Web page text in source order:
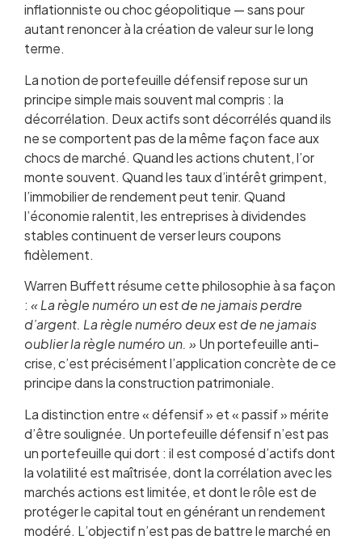
inflationniste ou choc géopolitique — sans pour
autant renoncer à la création de valeur sur le long
terme.
La notion de portefeuille défensif repose sur un
principe simple mais souvent mal compris : la
décorrélation. Deux actifs sont décorrélés quand ils
ne se comportent pas de la même façon face aux
chocs de marché. Quand les actions chutent, l’or
monte souvent. Quand les taux d’intérêt grimpent,
l’immobilier de rendement peut tenir. Quand
l’économie ralentit, les entreprises à dividendes
stables continuent de verser leurs coupons
fidèlement.
Warren Buffett résume cette philosophie à sa façon
: « La règle numéro un est de ne jamais perdre
d’argent. La règle numéro deux est de ne jamais
oublier la règle numéro un. » Un portefeuille anti-
crise, c’est précisément l’application concrète de ce
principe dans la construction patrimoniale.
La distinction entre « défensif » et « passif » mérite
d’être soulignée. Un portefeuille défensif n’est pas
un portefeuille qui dort : il est composé d’actifs dont
la volatilité est maîtrisée, dont la corrélation avec les
marchés actions est limitée, et dont le rôle est de
protéger le capital tout en générant un rendement
modéré. L’objectif n’est pas de battre le marché en